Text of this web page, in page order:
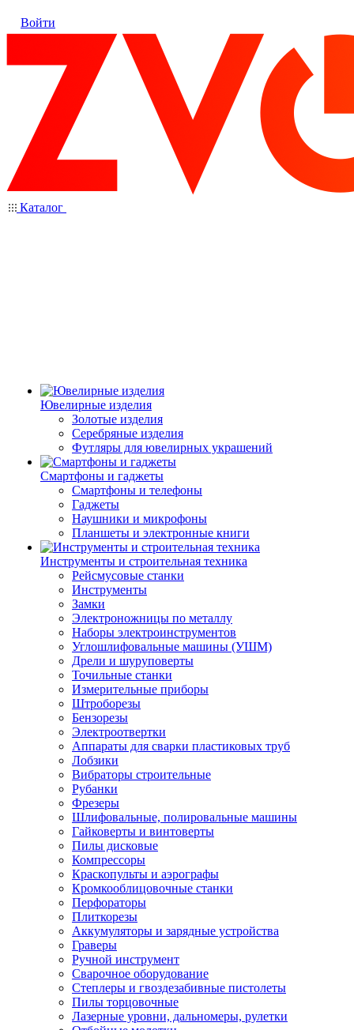
Войти
Каталог
Ювелирные изделия
Золотые изделия
Серебряные изделия
Футляры для ювелирных украшений
Смартфоны и гаджеты
Смартфоны и телефоны
Гаджеты
Наушники и микрофоны
Планшеты и электронные книги
Инструменты и строительная техника
Рейсмусовые станки
Инструменты
Замки
Электроножницы по металлу
Наборы электроинструментов
Углошлифовальные машины (УШМ)
Дрели и шуруповерты
Точильные станки
Измерительные приборы
Штроборезы
Бензорезы
Электроотвертки
Аппараты для сварки пластиковых труб
Лобзики
Вибраторы строительные
Рубанки
Фрезеры
Шлифовальные, полировальные машины
Гайковерты и винтоверты
Пилы дисковые
Компрессоры
Краскопульты и аэрографы
Кромкооблицовочные станки
Перфораторы
Плиткорезы
Аккумуляторы и зарядные устройства
Граверы
Ручной инструмент
Сварочное оборудование
Степлеры и гвоздезабивные пистолеты
Пилы торцовочные
Лазерные уровни, дальномеры, рулетки